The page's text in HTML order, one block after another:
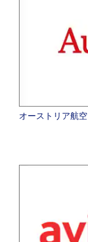
オーストリア航空